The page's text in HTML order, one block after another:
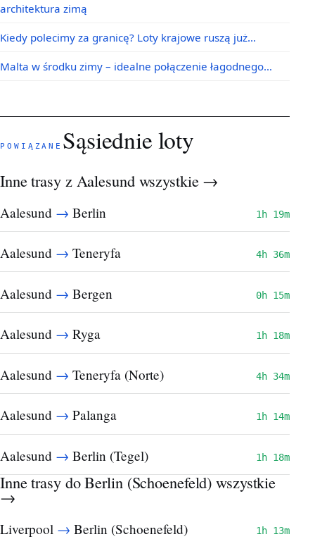
architektura zimą
Kiedy polecimy za granicę? Loty krajowe ruszą już…
Malta w środku zimy – idealne połączenie łagodnego…
POWIĄZANE Sąsiednie loty
Inne trasy z Aalesund wszystkie →
Aalesund → Berlin 1h 19m
Aalesund → Teneryfa 4h 36m
Aalesund → Bergen 0h 15m
Aalesund → Ryga 1h 18m
Aalesund → Teneryfa (Norte) 4h 34m
Aalesund → Palanga 1h 14m
Aalesund → Berlin (Tegel) 1h 18m
Inne trasy do Berlin (Schoenefeld)wszystkie
→
Liverpool → Berlin (Schoenefeld) 1h 13m